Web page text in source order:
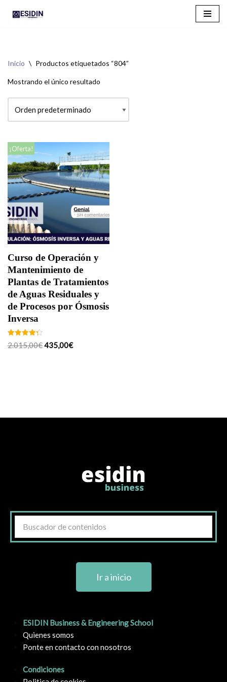
Inicio \ Productos etiquetados “804”
Mostrando el único resultado
¡Oferta!
Curso de Operación y
Mantenimiento de
Plantas de Tratamientos
de Aguas Residuales y
de Procesos por Ósmosis
Inversa
Valorado
con
2.015,00€435,00€
Ir a inicio
ESIDIN Business & Engineering School
Quienes somos
Ponte en contacto con nosotros
Condiciones